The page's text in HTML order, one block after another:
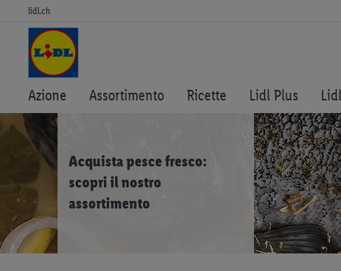
lidl.ch
Azione Assortimento Ricette Lidl Plus
Acquista pesce fresco:
scopri il nostro
assortimento